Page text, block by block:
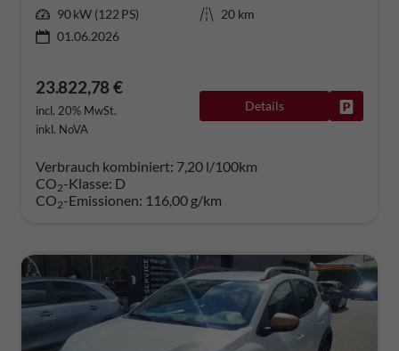
90 kW (122 PS)
20 km
01.06.2026
23.822,78 €
incl. 20% MwSt.
inkl. NoVA
Details
Verbrauch kombiniert: 7,20 l/100km
CO2-Klasse: D
CO2-Emissionen: 116,00 g/km